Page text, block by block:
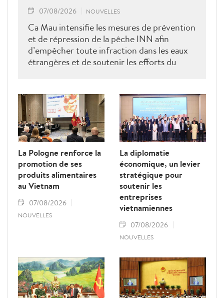
07/08/2026 NOUVELLES
Ca Mau intensifie les mesures de prévention
et de répression de la pêche INN afin
d’empêcher toute infraction dans les eaux
étrangères et de soutenir les efforts du
La Pologne renforce la
promotion de ses
produits alimentaires
au Vietnam
07/08/2026
NOUVELLES
La diplomatie
économique, un levier
stratégique pour
soutenir les
entreprises
vietnamiennes
07/08/2026
NOUVELLES